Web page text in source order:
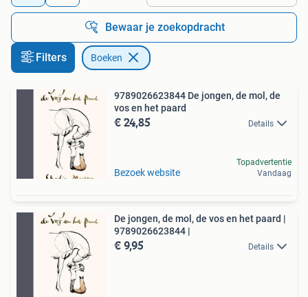
Bewaar je zoekopdracht
Filters Boeken
9789026623844 De jongen, de mol, de
vos en het paard
€ 24,85 Details
Bezoek website
Topadvertentie
Vandaag
De jongen, de mol, de vos en het paard |
9789026623844 |
€ 9,95 Details